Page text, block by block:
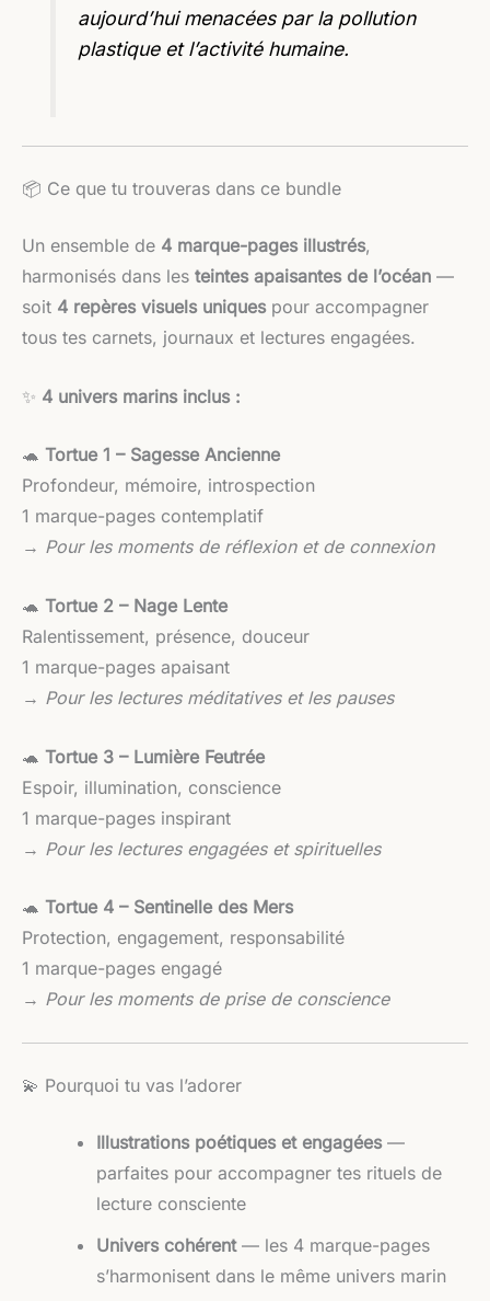
aujourd’hui menacées par la pollution
plastique et l’activité humaine.
📦 Ce que tu trouveras dans ce bundle
Un ensemble de 4 marque-pages illustrés,
harmonisés dans les teintes apaisantes de l’océan —
soit 4 repères visuels uniquespour accompagner
tous tes carnets, journaux et lectures engagées.
✨ 4 univers marins inclus :
🐢 Tortue 1 – Sagesse Ancienne
Profondeur, mémoire, introspection
1 marque-pages contemplatif
→ Pour les moments de réflexion et de connexion
🐢 Tortue 2 – Nage Lente
Ralentissement, présence, douceur
1 marque-pages apaisant
→ Pour les lectures méditatives et les pauses
🐢 Tortue 3 – Lumière Feutrée
Espoir, illumination, conscience
1 marque-pages inspirant
→ Pour les lectures engagées et spirituelles
🐢 Tortue 4 – Sentinelle des Mers
Protection, engagement, responsabilité
1 marque-pages engagé
→ Pour les moments de prise de conscience
💫 Pourquoi tu vas l’adorer
Illustrations poétiques et engagées—
parfaites pour accompagner tes rituels de
lecture consciente
Univers cohérent— les 4 marque-pages
s’harmonisent dans le même univers marin